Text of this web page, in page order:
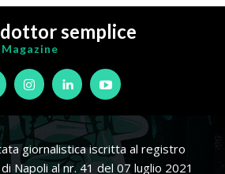
dottor semplice
Magazine
giornalistica iscritta al registro
Napoli al nr. 41 del 07 luglio 2021